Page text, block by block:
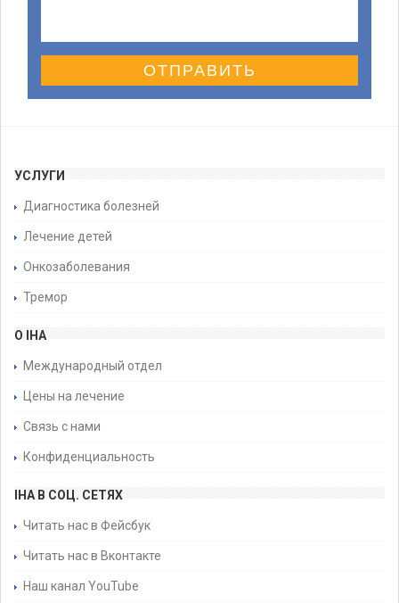
ОТПРАВИТЬ
УСЛУГИ
Диагностика болезней
Лечение детей
Онкозаболевания
Тремор
О IHA
Международный отдел
Цены на лечение
Связь с нами
Конфиденциальность
IHA В СОЦ. СЕТЯХ
Читать нас в Фейсбук
Читать нас в Вконтакте
Наш канал YouTube